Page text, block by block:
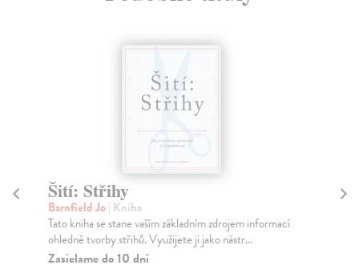
Šití: Střihy
Barnfield Jo| Kniha
Tato kniha se stane vaším základním zdrojem informací
ohledně tvorby střihů. Využijete ji jako nástr...
Zasielame do 10 dní